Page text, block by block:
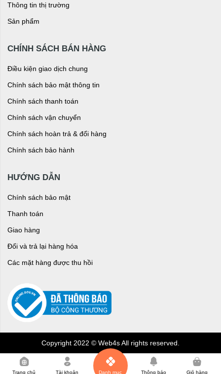
Thông tin thị trường
Sản phẩm
CHÍNH SÁCH BÁN HÀNG
Điều kiện giao dịch chung
Chính sách bảo mật thông tin
Chính sách thanh toán
Chính sách vận chuyển
Chính sách hoàn trả & đổi hàng
Chính sách bảo hành
HƯỚNG DẪN
Chính sách bảo mật
Thanh toán
Giao hàng
Đổi và trả lại hàng hóa
Các mặt hàng được thu hồi
Copyright 2022 © Web4s All rights reserved.
Trang chủ Tài khoản Danh mục Thông báo Giỏ hàng